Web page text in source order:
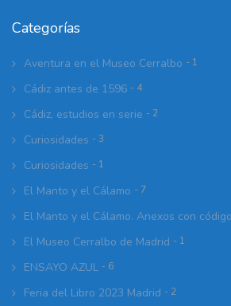
Categorías
Aventura en el Museo Cerralbo - 1
Cádiz antes de 1596 - 4
Cádiz, estudios en serie - 2
Curiosidades - 3
Curiosidades - 1
El Manto y el Cálamo - 7
El Manto y el Cálamo. Anexos con
El Museo Cerralbo de Madrid - 1
ENSAYO AZUL - 6
Feria del Libro 2023 Madrid - 2